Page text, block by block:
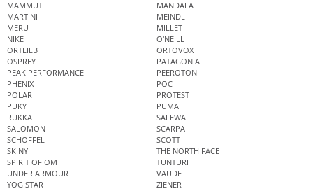
MAMMUT
MANDALA
MARTINI
MEINDL
MERU
MILLET
NIKE
O'NEILL
ORTLIEB
ORTOVOX
OSPREY
PATAGONIA
PEAK PERFORMANCE
PEEROTON
PHENIX
POC
POLAR
PROTEST
PUKY
PUMA
RUKKA
SALEWA
SALOMON
SCARPA
SCHÖFFEL
SCOTT
SKINY
THE NORTH FACE
SPIRIT OF OM
TUNTURI
UNDER ARMOUR
VAUDE
YOGISTAR
ZIENER